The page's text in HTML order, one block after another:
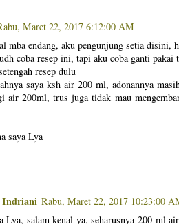
Maret 22, 2017 6:12:00 AM
mba endang, aku pengunjung setia disini,
coba resep ini, tapi aku coba ganti pakai
resep dulu
saya ksh air 200 ml, adonannya
air 200ml, trus juga tidak mau
saya Lya
Indriani Rabu, Maret 22, 2017 10:23:00
Lya, salam kenal ya, seharusnya 200 ml